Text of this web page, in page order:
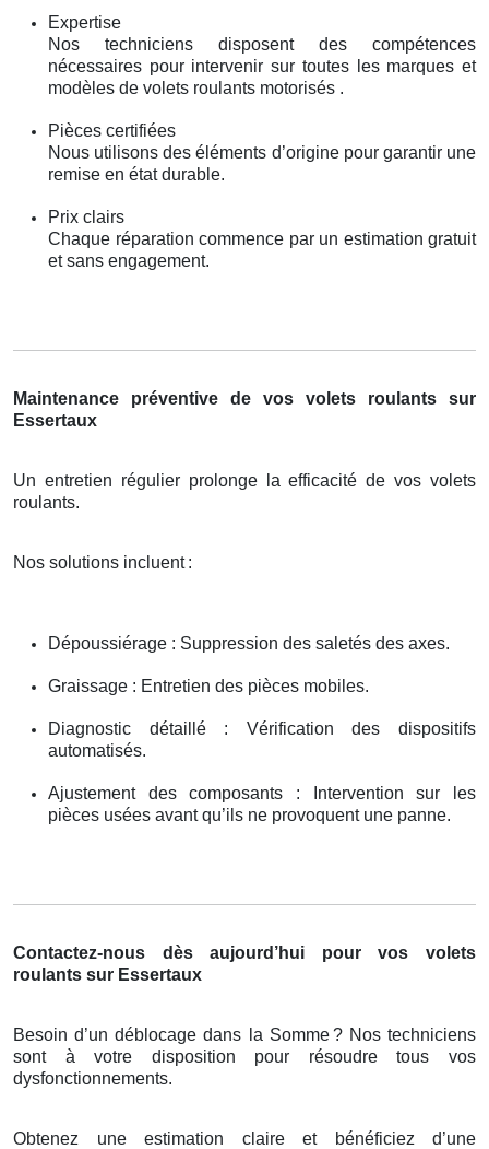
Expertise
Nos techniciens disposent des compétences
nécessaires pour intervenir sur toutes les marques et
modèles de volets roulants motorisés .
Pièces certifiées
Nous utilisons des éléments d’origine pour garantir une
remise en état durable.
Prix clairs
Chaque réparation commence par un estimation gratuit
et sans engagement.
Maintenance préventive de vos volets roulants sur
Essertaux
Un entretien régulier prolonge la efficacité de vos volets
roulants.
Nos solutions incluent :
Dépoussiérage : Suppression des saletés des axes.
Graissage : Entretien des pièces mobiles.
Diagnostic détaillé : Vérification des dispositifs
automatisés.
Ajustement des composants : Intervention sur les
pièces usées avant qu’ils ne provoquent une panne.
Contactez-nous dès aujourd’hui pour vos volets
roulants sur Essertaux
Besoin d’un déblocage dans la Somme? Nos techniciens
sont à votre disposition pour résoudre tous vos
dysfonctionnements.
Obtenez une estimation claire et bénéficiez d’une